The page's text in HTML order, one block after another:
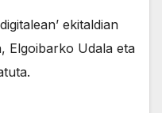
ekitaldian
Elgoibarko Udala eta